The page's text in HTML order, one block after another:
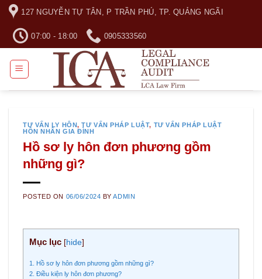
Skip
content
127 NGUYỄN TỰ TÂN, P TRẦN PHÚ, TP. QUẢNG NGÃI
07:00 - 18:00 0905333560
TƯ VẤN LY HÔN,TƯ VẤN PHÁP LUẬT, TƯ VẤN PHÁP LUẬT
HÔN NHÂN GIA ĐÌNH
Hồ sơ ly hôn đơn phương gồm
những gì?
POSTED ON 06/06/2024 BYADMIN
Mục lục [hide]
1. Hồ sơ ly hôn đơn phương gồm những gì?
2. Điều kiện ly hôn đơn phương?